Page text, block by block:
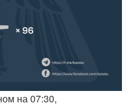
на 07:30,